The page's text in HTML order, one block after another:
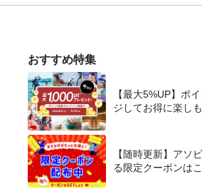
おすすめ特集
【最大5%UP】ポ
ジしてお得に楽しも
【随時更新】アソ
る限定クーポンは